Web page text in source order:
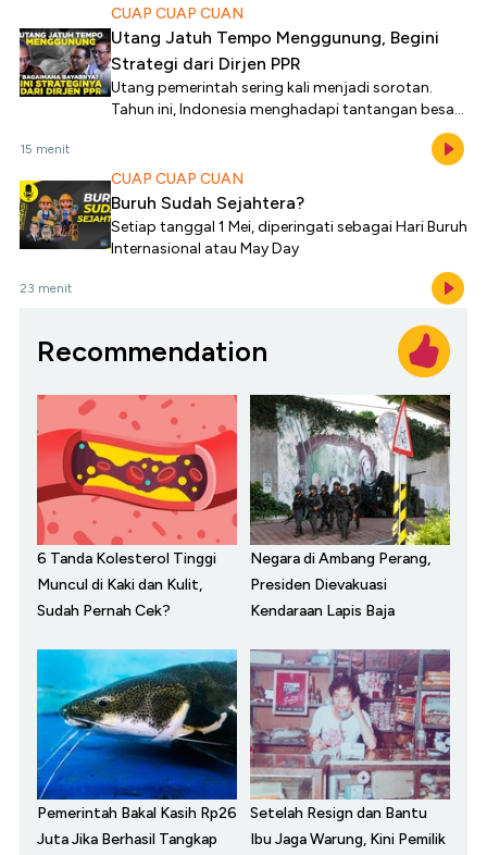
CUAP CUAP CUAN
Utang Jatuh Tempo Menggunung, Begini
Strategi dari Dirjen PPR
Utang pemerintah sering kali menjadi sorotan.
Tahun ini, Indonesia menghadapi tantangan besar
utang jatuh tempo dalam jumlah yang signifikan.
15 menit
CUAP CUAP CUAN
Buruh Sudah Sejahtera?
Setiap tanggal 1 Mei, diperingati sebagai Hari Buruh
Internasional atau May Day
23 menit
Recommendation
6 Tanda Kolesterol Tinggi
Muncul di Kaki dan Kulit,
Sudah Pernah Cek?
Negara di Ambang Perang,
Presiden Dievakuasi
Kendaraan Lapis Baja
Pemerintah Bakal Kasih Rp26
Juta Jika Berhasil Tangkap
Setelah Resign dan Bantu
Ibu Jaga Warung, Kini Pemilik